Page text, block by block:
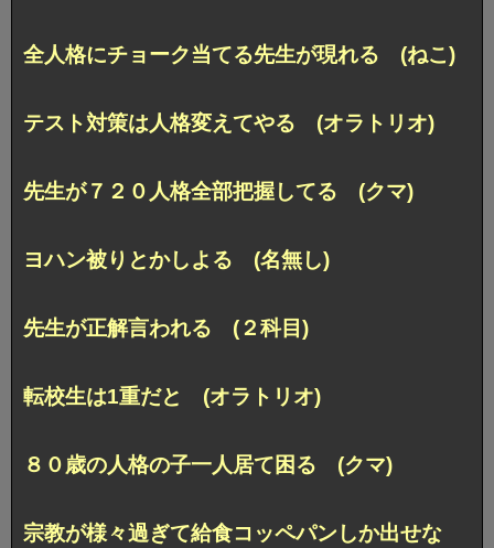
全人格にチョーク当てる先生が現れる (ねこ)
テスト対策は人格変えてやる (オラトリオ)
先生が７２０人格全部把握してる (クマ)
ヨハン被りとかしよる (名無し)
先生が正解言われる (２科目)
転校生は1重だと (オラトリオ)
８０歳の人格の子一人居て困る (クマ)
宗教が様々過ぎて給食コッペパンしか出せな